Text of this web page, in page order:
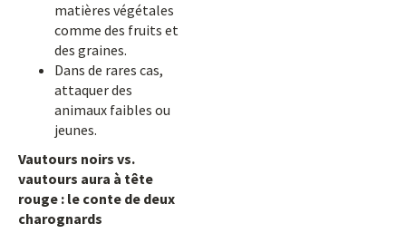
matières végétales
comme des fruits et
des graines.
Dans de rares cas,
attaquer des
animaux faibles ou
jeunes.
Vautours noirs vs.
vautours aura à tête
rouge : le conte de deux
charognards